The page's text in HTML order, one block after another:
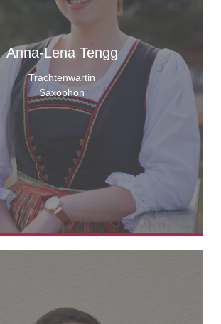
Anna-Lena Tengg
Trachtenwartin
Saxophon